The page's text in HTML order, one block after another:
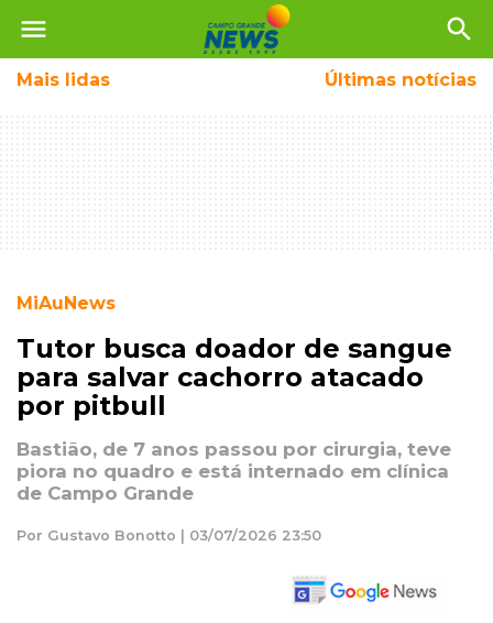
menu search
Mais lidas Últimas notícias
MiAuNews
Tutor busca doador de sangue
para salvar cachorro atacado
por pitbull
Bastião, de 7 anos passou por cirurgia, teve
piora no quadro e está internado em clínica
de Campo Grande
Por Gustavo Bonotto | 03/07/2026 23:50